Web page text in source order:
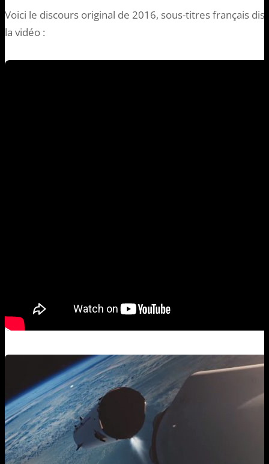
Voici le discours original de 2016, sous-titres français
la vidéo :